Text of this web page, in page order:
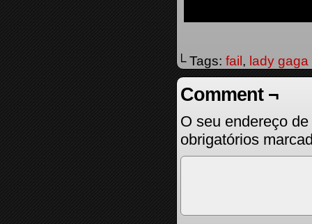
└ Tags: fail , lady gaga
Comment ¬
O seu endereço
obrigatórios